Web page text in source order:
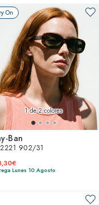
On
1de 2 colores
Ban
902/31
Lunes 10 Agosto